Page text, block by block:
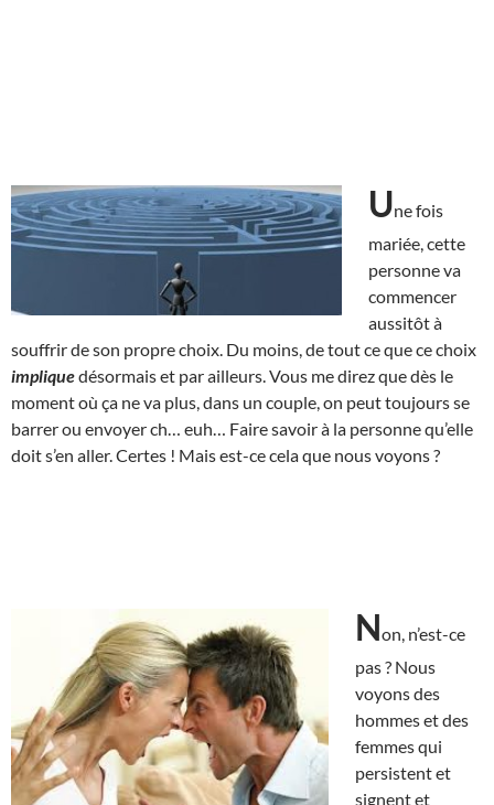
Une fois
mariée, cette
personne va
commencer
aussitôt à
souffrir de son propre choix. Du moins, de tout ce que ce choix
impliquedésormais et par ailleurs. Vous me direz que dès le
moment où ça ne va plus, dans un couple, on peut toujours se
barrer ou envoyer ch… euh… Faire savoir à la personne qu’elle
doit s’en aller. Certes ! Mais est-ce cela que nous voyons ?
Non, n’est-ce
pas ? Nous
voyons des
hommes et des
femmes qui
persistent et
signent et